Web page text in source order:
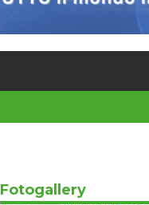
Fotogallery